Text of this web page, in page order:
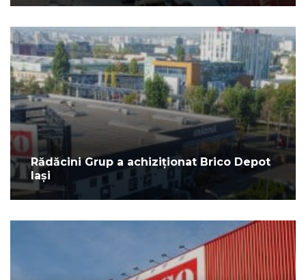
Rădăcini Grup a achiziționat Brico Depot
Iași